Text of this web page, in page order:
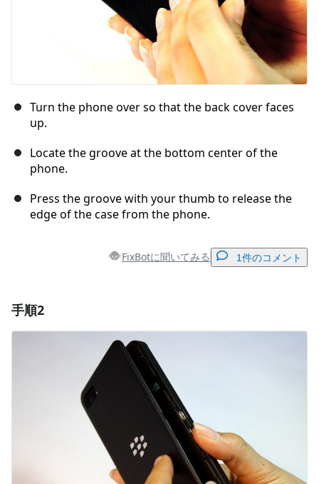
Turn the phone over so that the back cover faces
up.
Locate the groove at the bottom center of the
phone.
Press the groove with your thumb to release the
edge of the case from the phone.
FixBotに聞いてみる 1件のコメント
コメントを追加
キャンセル
手順2